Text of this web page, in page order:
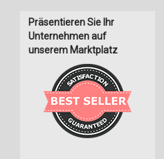
Präsentieren Sie Ihr
Unternehmen auf
unserem Marktplatz